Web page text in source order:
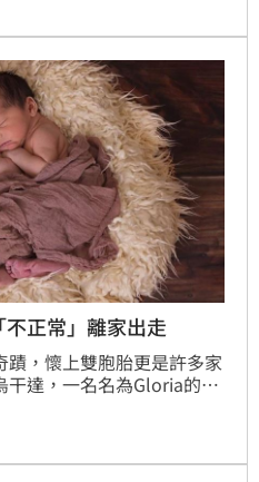
正常」離家出走
，懷上雙胞胎更是許多家
干達，一名名為Gloria的女
續生下5對雙胞胎，這對
離析的原因。